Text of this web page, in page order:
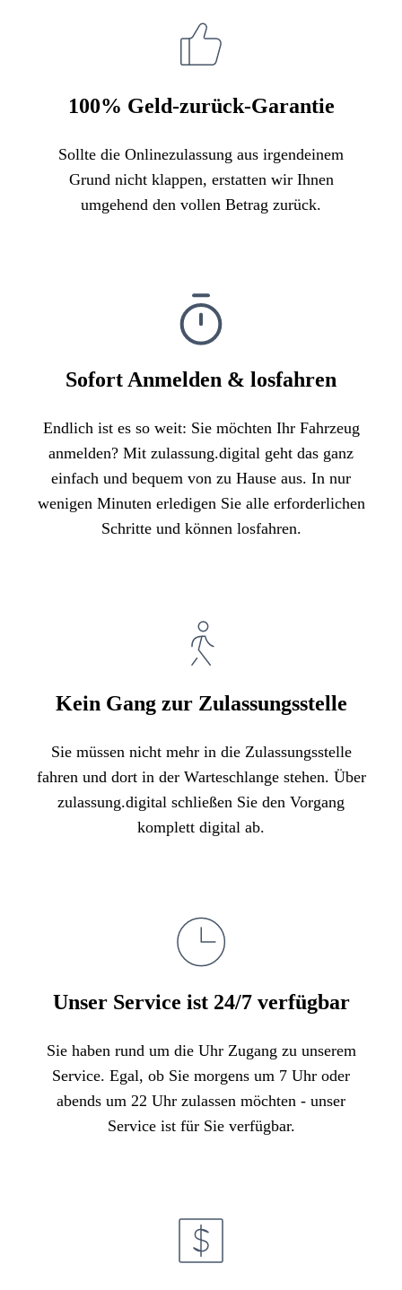
100% Geld-zurück-Garantie
Sollte die Onlinezulassung aus irgendeinem
Grund nicht klappen, erstatten wir Ihnen
umgehend den vollen Betrag zurück.
Sofort Anmelden & losfahren
Endlich ist es so weit: Sie möchten Ihr Fahrzeug
anmelden? Mit zulassung.digital geht das ganz
einfach und bequem von zu Hause aus. In nur
wenigen Minuten erledigen Sie alle erforderlichen
Schritte und können losfahren.
Kein Gang zur Zulassungsstelle
Sie müssen nicht mehr in die Zulassungsstelle
fahren und dort in der Warteschlange stehen. Über
zulassung.digital schließen Sie den Vorgang
komplett digital ab.
Unser Service ist 24/7 verfügbar
Sie haben rund um die Uhr Zugang zu unserem
Service. Egal, ob Sie morgens um 7 Uhr oder
abends um 22 Uhr zulassen möchten - unser
Service ist für Sie verfügbar.